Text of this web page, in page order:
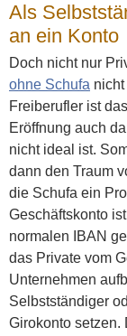
Als
an ein Konto
Doch nicht nur
ohne Schufa
Freiberufler ist
Eröffnung auch
nicht ideal ist.
dann den Traum
die Schufa ein
Geschäftskonto
normalen IBAN
das Private vom
Unternehmen
Selbstständiger
Girokonto setzen.